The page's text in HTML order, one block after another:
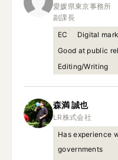
愛媛県東京事務所
副課長
EC
Digital
Good at public
Editing/Writing
森満誠也
Has experience
governments